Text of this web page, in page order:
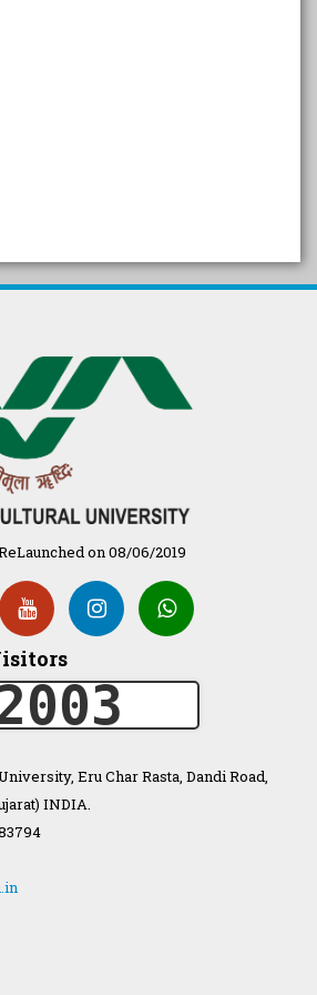
एक पहल" - भारतीय
की 25वीं अखिल
2020
on 08/06/2019
Eru Char Rasta, Dandi Road,
INDIA.